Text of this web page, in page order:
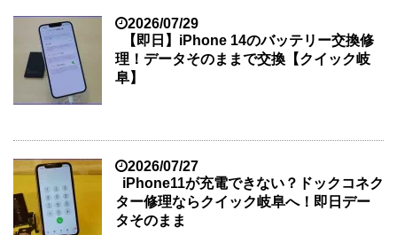
2026/07/29
【即日】iPhone 14のバッテリー交換修
理！データそのままで交換【クイック岐
阜】
2026/07/27
iPhone11が充電できない？ドックコネク
ター修理ならクイック岐阜へ！即日デー
タそのまま